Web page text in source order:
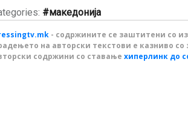
македонија
- содржините се заштитени со
на авторски текстови е казниво
содржини со ставање хиперлинк до